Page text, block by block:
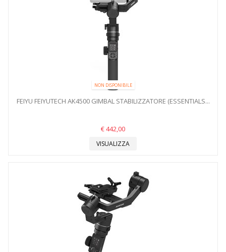
NON DISPONIBILE
FEIYU FEIYUTECH AK4500 GIMBAL STABILIZZATORE (ESSENTIALS...
€ 442,00
VISUALIZZA